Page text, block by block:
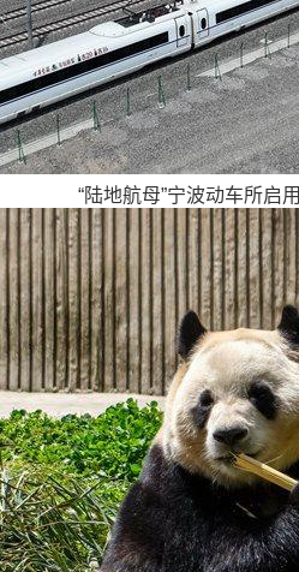
“陆地航母”宁波动车所启用